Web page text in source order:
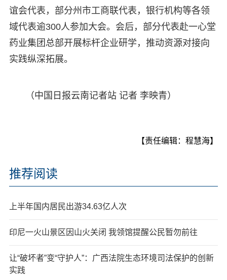
谊会代表，部分州市工商联代表，银行机构等各领
域代表逾300人参加大会。会后，部分代表赴一心堂
药业集团总部开展标杆企业研学，推动资源对接向
实践纵深拓展。
（中国日报云南记者站 记者 李映青）
【责任编辑：程慧海】
推荐阅读
上半年国内居民出游34.63亿人次
印尼一火山景区因山火关闭 我领馆提醒公民暂勿前往
让“破坏者”变“守护人”：广西法院生态环境司法保护的创新
实践